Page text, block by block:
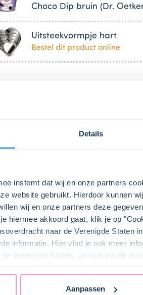
Details
instemt dat wij en onze partners
website gebruikt. Hierdoor kunnen
wij en onze partners deze
hiermee akkoord gaat, klik je op
naar de Verenigde Staten
informatie. Hier vind je ook meer
Verenigde Staten. Je kunt op elk
Aanpassen
Choco Dip bruin (Dr.
Uitsteekvormpje hart
Bestel dit product online
zusjeDeLeuksteTaartenshop.